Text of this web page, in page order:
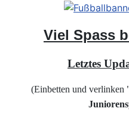
Viel Spass
Letztes
(Einbetten und verlinken